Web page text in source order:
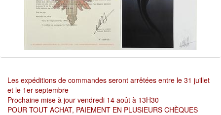
Les expéditions de commandes seront arrêtées entre le 31 juillet
et le 1er septembre
Prochaine mise à jour vendredi 14 août à 13H30
POUR TOUT ACHAT, PAIEMENT EN PLUSIEURS CHÈQUES